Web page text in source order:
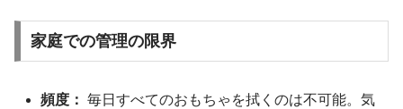
家庭での管理の限界
頻度： 毎日すべてのおもちゃを拭くのは不可能。気